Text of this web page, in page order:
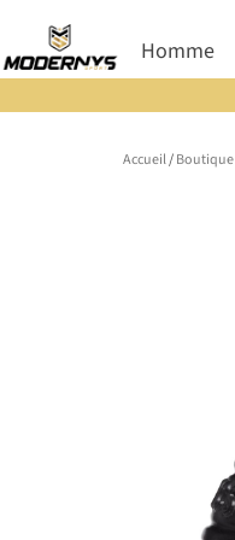
au
contenu
Homme
Accueil/Boutique